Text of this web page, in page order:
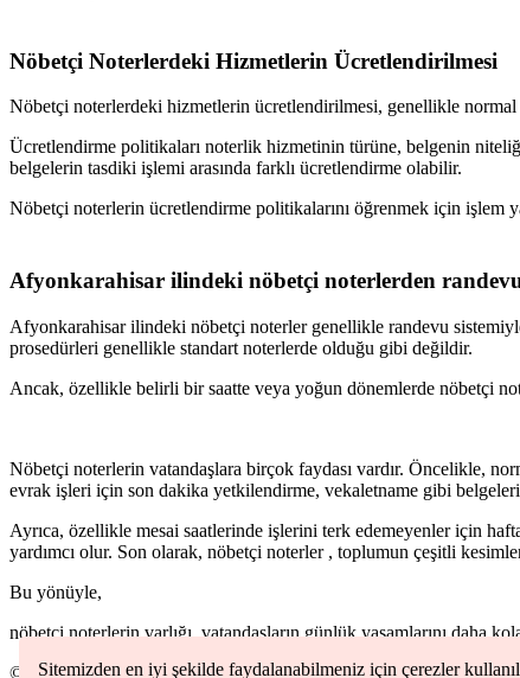
Sitemizden en iyi şekilde faydalanabilmeniz için çerezler
Nöbetçi Noterlerdeki Hizmetlerin Ücretlendirilmesi
Nöbetçi noterlerdeki hizmetlerin ücretlendirilmesi, genellikle normal
Ücretlendirme politikaları noterlik hizmetinin türüne, belgenin
belgelerin tasdiki işlemi arasında farklı ücretlendirme olabilir.
Nöbetçi noterlerin ücretlendirme politikalarını öğrenmek için işlem
Afyonkarahisar ilindeki nöbetçi noterlerden
Afyonkarahisarilindeki nöbetçi noterler genellikle randevu
prosedürleri genellikle standart noterlerde olduğu gibi değildir.
Ancak, özellikle belirli bir saatte veya yoğun dönemlerde nöbetçi
Nöbetçi noterlerin vatandaşlara birçok faydası vardır. Öncelikle,
evrak işleri için son dakika yetkilendirme, vekaletname gibi
Ayrıca, özellikle mesai saatlerinde işlerini terk edemeyenler için
yardımcı olur. Son olarak, nöbetçi noterler , toplumun çeşitli
Bu yönüyle,
nöbetçi noterlerin varlığı, vatandaşların günlük yaşamlarını daha
©
2026Nöbetçi Noter